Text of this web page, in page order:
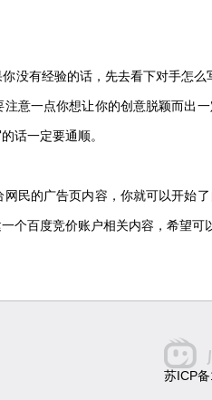
有经验的话，先去看下对手怎么
意一点你想让你的创意脱颖而出
话一定要通顺。
的广告页内容，你就可以开始了
个百度竞价账户相关内容，希望可
苏ICP